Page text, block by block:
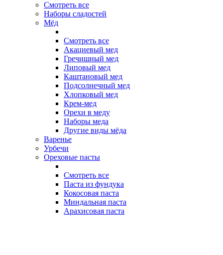
Смотреть все
Наборы сладостей
Мёд
Смотреть все
Акациевый мед
Гречишный мед
Липовый мед
Каштановый мед
Подсолнечный мед
Хлопковый мед
Крем-мед
Орехи в меду
Наборы меда
Другие виды мёда
Варенье
Урбечи
Ореховые пасты
Смотреть все
Паста из фундука
Кокосовая паста
Миндальная паста
Арахисовая паста